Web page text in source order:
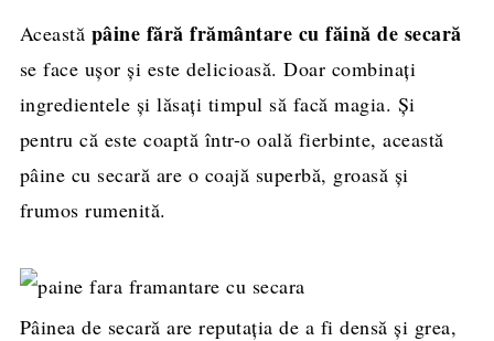
Această pâine fără frământare cu făină de secară
se face ușor și este delicioasă. Doar combinați
ingredientele și lăsați timpul să facă magia. Și
pentru că este coaptă într-o oală fierbinte, această
pâine cu secară are o coajă superbă, groasă și
frumos rumenită.
Pâinea de secară are reputația de a fi densă și grea,